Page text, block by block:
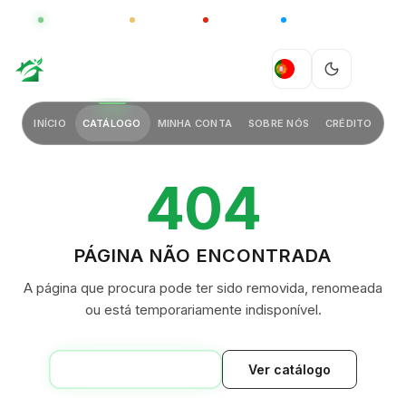
CHINA
PT
INÍCIO CATÁLOGO MINHA CONTA SOBRE NÓS CRÉDITO
404
PÁGINA NÃO ENCONTRADA
A página que procura pode ter sido removida, renomeada
ou está temporariamente indisponível.
Ver catálogo